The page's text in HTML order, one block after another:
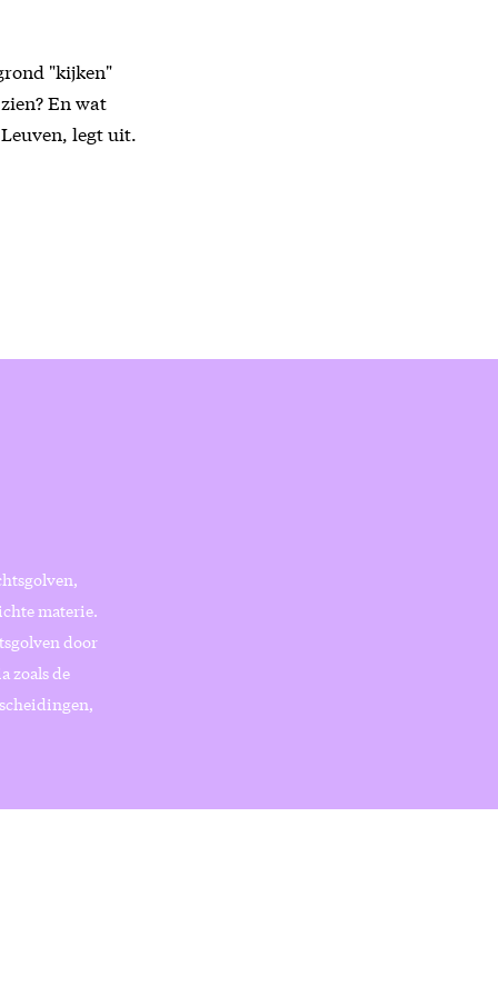
"kijken"
En wat
legt uit.
materie.
door
zoals de